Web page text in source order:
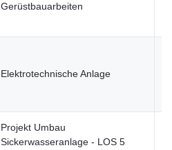
Gerüstbauarbeiten
Elektrotechnische Anlage
Projekt Umbau
Sickerwasseranlage - LOS 5